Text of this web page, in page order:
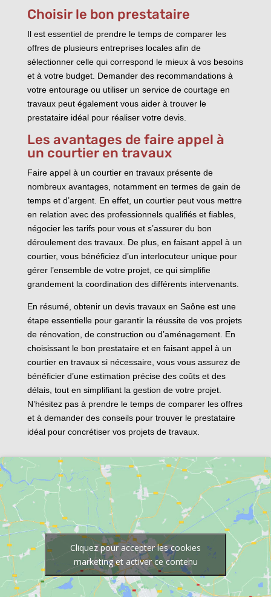
Choisir le bon prestataire
Il est essentiel de prendre le temps de comparer les
offres de plusieurs entreprises locales afin de
sélectionner celle qui correspond le mieux à vos besoins
et à votre budget. Demander des recommandations à
votre entourage ou utiliser un service de courtage en
travaux peut également vous aider à trouver le
prestataire idéal pour réaliser votre devis.
Les avantages de faire appel à
un courtier en travaux
Faire appel à un courtier en travaux présente de
nombreux avantages, notamment en termes de gain de
temps et d’argent. En effet, un courtier peut vous mettre
en relation avec des professionnels qualifiés et fiables,
négocier les tarifs pour vous et s’assurer du bon
déroulement des travaux. De plus, en faisant appel à un
courtier, vous bénéficiez d’un interlocuteur unique pour
gérer l’ensemble de votre projet, ce qui simplifie
grandement la coordination des différents intervenants.
En résumé, obtenir un devis travaux en Saône est une
étape essentielle pour garantir la réussite de vos projets
de rénovation, de construction ou d’aménagement. En
choisissant le bon prestataire et en faisant appel à un
courtier en travaux si nécessaire, vous vous assurez de
bénéficier d’une estimation précise des coûts et des
délais, tout en simplifiant la gestion de votre projet.
N’hésitez pas à prendre le temps de comparer les offres
et à demander des conseils pour trouver le prestataire
idéal pour concrétiser vos projets de travaux.
Cliquez pour accepter les cookies
marketing et activer ce contenu